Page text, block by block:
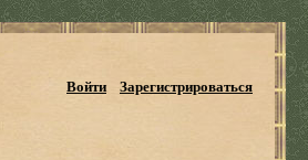
Войти Зарегистрироваться